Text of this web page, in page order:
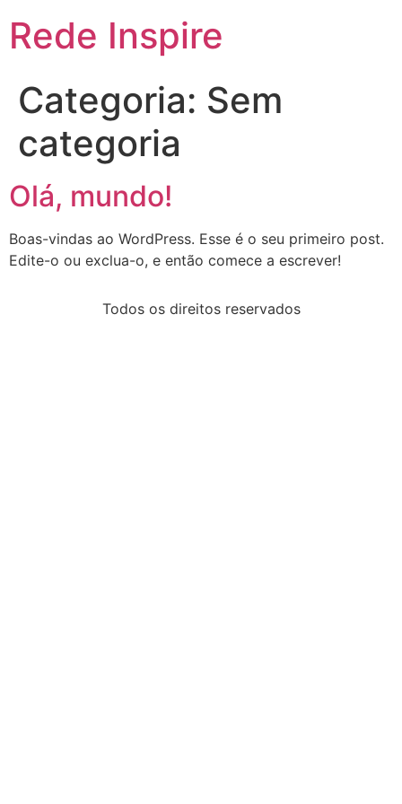
Rede Inspire
Categoria: Sem
categoria
Olá, mundo!
Boas-vindas ao WordPress. Esse é o seu primeiro post.
Edite-o ou exclua-o, e então comece a escrever!
Todos os direitos reservados